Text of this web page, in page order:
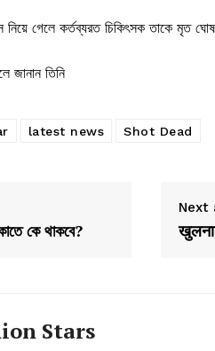
গেলে কর্তব্যরত চিকিৎসক তাকে মৃত
জানান তিনি
latest news Shot Dead
কে থাকবে?
Next
Stars